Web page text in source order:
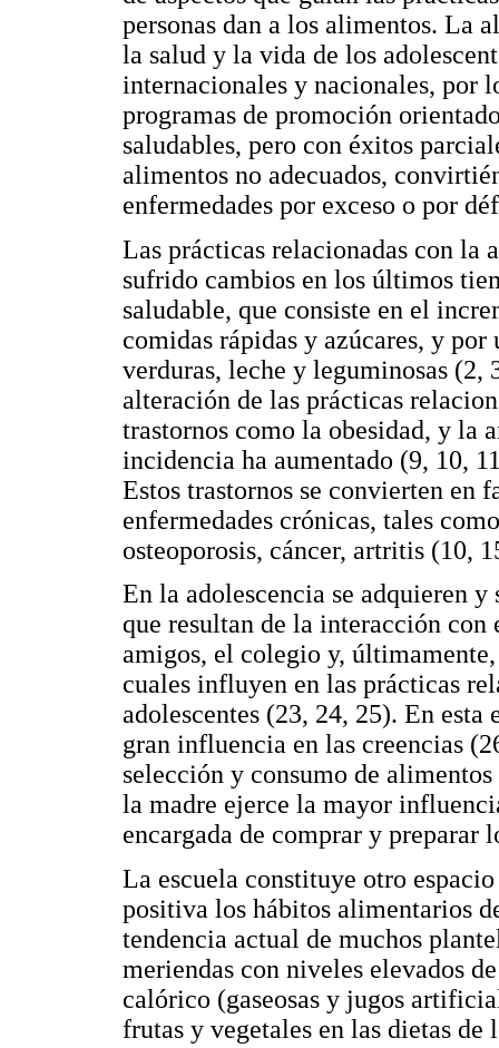
personas dan a los alimentos. La
la salud y la vida de los
internacionales y nacionales, por
programas de promoción
saludables, pero con éxitos
alimentos no adecuados,
enfermedades por exceso o por
Las prácticas relacionadas con la
sufrido cambios en los últimos
saludable, que consiste en el
comidas rápidas y azúcares, y
verduras, leche y leguminosas (2,
alteración de las prácticas
trastornos como la obesidad, y la
incidencia ha aumentado (9, 10,
Estos trastornos se convierten en
enfermedades crónicas, tales
osteoporosis, cáncer, artritis (10,
En la adolescencia se adquieren
que resultan de la interacción
amigos, el colegio y,
cuales influyen en las prácticas
adolescentes (23, 24, 25). En
gran influencia en las creencias
selección y consumo de
la madre ejerce la mayor
encargada de comprar y preparar
La escuela constituye otro
positiva los hábitos alimentarios
tendencia actual de muchos
meriendas con niveles elevados
calórico (gaseosas y jugos
frutas y vegetales en las dietas